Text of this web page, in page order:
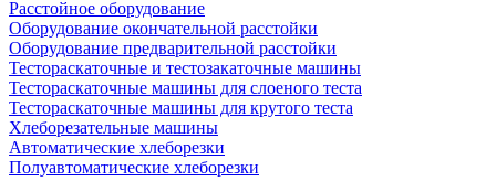
Расстойное оборудование
Оборудование окончательной расстойки
Оборудование предварительной расстойки
Тестораскаточные и тестозакаточные машины
Тестораскаточные машины для слоеного теста
Тестораскаточные машины для крутого теста
Хлеборезательные машины
Автоматические хлеборезки
Полуавтоматические хлеборезки